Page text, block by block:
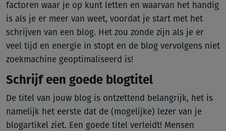
factoren waar je op kunt letten en waarvan het handig
is als je er meer van weet, voordat je start met het
schrijven van een blog. Het zou zonde zijn als je er
veel tijd en energie in stopt en de blog vervolgens niet
zoekmachine geoptimaliseerd is!
Schrijf een goede blogtitel
De titel van jouw blog is ontzettend belangrijk, het is
namelijk het eerste dat de (mogelijke) lezer van je
blogartikel ziet. Een goede titel verleidt! Mensen